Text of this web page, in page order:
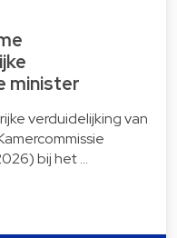
minister
verduidelijking van
bij het …